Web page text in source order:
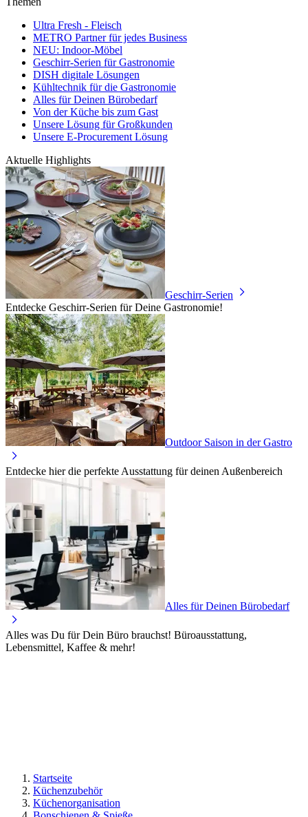
Ultra Fresh - Fleisch
METRO Partner für jedes Business
NEU: Indoor-Möbel
Geschirr-Serien für Gastronomie
DISH digitale Lösungen
Kühltechnik für die Gastronomie
Alles für Deinen Bürobedarf
Von der Küche bis zum Gast
Unsere Lösung für Großkunden
Unsere E-Procurement Lösung
Aktuelle Highlights
Geschirr-Serien
Entdecke Geschirr-Serien für Deine Gastronomie!
Outdoor Saison in der Gastro
Entdecke hier die perfekte Ausstattung für deinen Außenbereich
Alles für Deinen Bürobedarf
Alles was Du für Dein Büro brauchst! Büroausstattung,
Lebensmittel, Kaffee & mehr!
Startseite
Küchenzubehör
Küchenorganisation